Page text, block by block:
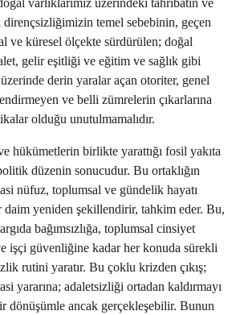
dirençsizliğimizin temel sebebinin, geçen
ve küresel ölçekte sürdürülen; doğal
gelir eşitliği ve eğitim ve sağlık gibi
derin yaralar açan otoriter, genel
ve belli zümrelerin çıkarlarına
olduğu unutulmamalıdır.
hükümetlerin birlikte yarattığı fosil yakıta
düzenin sonucudur. Bu ortaklığın
nüfuz, toplumsal ve gündelik hayatı
yeniden şekillendirir, tahkim eder. Bu,
bağımsızlığa, toplumsal cinsiyet
işçi güvenliğine kadar her konuda sürekli
rutini yaratır. Bu çoklu krizden çıkış;
yararına; adaletsizliği ortadan kaldırmayı
dönüşümle ancak gerçekleşebilir. Bunun